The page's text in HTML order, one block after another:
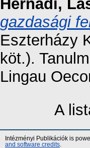
Hernádi,
gazdasági
Eszterházy
köt.).
Lingau
A
Intézményi Publikációk is
and software credits